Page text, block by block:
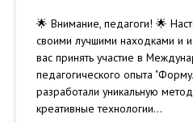
🌟 Внимание, педагоги! 🌟
своими лучшими находками и
вас принять участие в
педагогического опыта
разработали уникальную
креативные технологии...